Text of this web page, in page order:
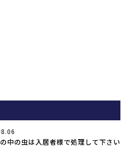
中の虫は入居者様で処理して下さい